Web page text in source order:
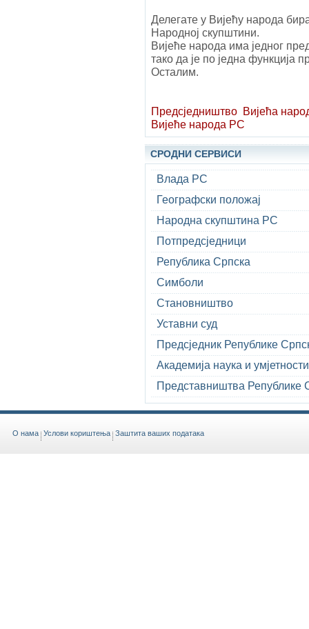
Делегате у Вијећу народа
Народној скупштини.
Вијеће народа има једног
тако да је по једна функција
Осталим.
Предсједништво Вијећа
Вијеће народа РС
СРОДНИ СЕРВИСИ
Влада РС
Географски положај
Народна скупштина РС
Потпредсједници
Република Српска
Симболи
Становништво
Уставни суд
Предсједник Републике
Aкадемија наука и умјетности
Представништва Републике
O нама Услови кориштења Заштита ваших података